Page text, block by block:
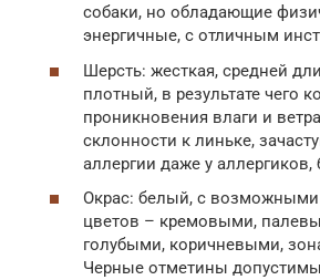
собаки, но обладающие
энергичные, с отличным
Шерсть: жесткая, средней
плотный, в результате чего
проникновения влаги и
склонности к линьке,
аллергии даже у аллергиков,
Окрас: белый, с
цветов – кремовыми,
голубыми, коричневыми,
Черные отметины